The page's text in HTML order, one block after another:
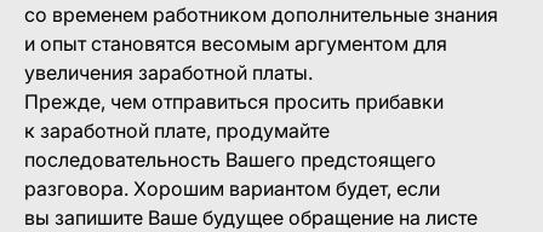
со временем работником дополнительные знания
и опыт становятся весомым аргументом для
увеличения заработной платы.
Прежде, чем отправиться просить прибавки
к заработной плате, продумайте
последовательность Вашего предстоящего
разговора. Хорошим вариантом будет, если
вы запишите Ваше будущее обращение на листе